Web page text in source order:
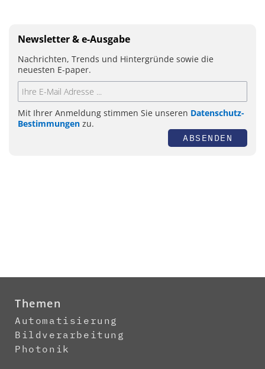
Newsletter & e-Ausgabe
Nachrichten, Trends und Hintergründe sowie die
neuesten E-paper.
Mit Ihrer Anmeldung stimmen Sie unseren Datenschutz-
Bestimmungen zu.
ABSENDEN
Themen
Automatisierung
Bildverarbeitung
Photonik